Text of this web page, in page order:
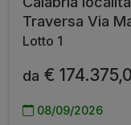
Traversa Via
Lotto 1
da €
08/09/2026